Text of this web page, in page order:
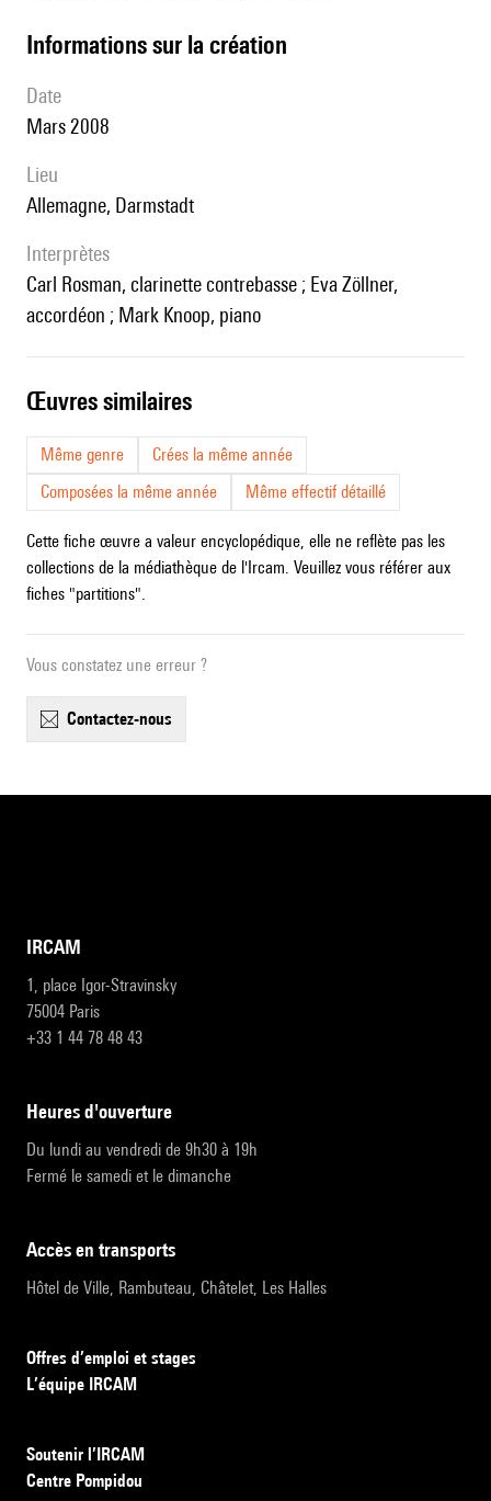
informations sur la création
date
Mars 2008
lieu
Allemagne, Darmstadt
interprètes
Carl Rosman, clarinette contrebasse ; Eva Zöllner,
accordéon ; Mark Knoop, piano
œuvres similaires
Même genre
Crées la même année
Composées la même année
Même effectif détaillé
Cette fiche œuvre a valeur encyclopédique, elle ne reflète pas les
collections de la médiathèque de l'Ircam. Veuillez vous référer aux
fiches "partitions".
Vous constatez une erreur ?
contactez-nous
IRCAM
1, place Igor-Stravinsky
75004 Paris
+33 1 44 78 48 43
heures d'ouverture
Du lundi au vendredi de 9h30 à 19h
Fermé le samedi et le dimanche
accès en transports
Hôtel de Ville, Rambuteau, Châtelet, Les Halles
Offres d’emploi et stages
L’équipe IRCAM
Soutenir l’IRCAM
Centre Pompidou